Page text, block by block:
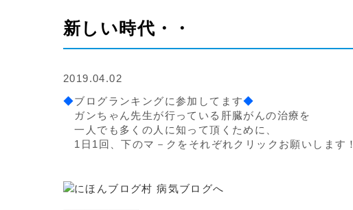
新しい時代・・
2019.04.02
◆ブログランキングに参加してます◆
ガンちゃん先生が行っている肝臓がんの治療を
一人でも多くの人に知って頂くために、
1日1回、下のマ－クをそれぞれクリックお願いします！